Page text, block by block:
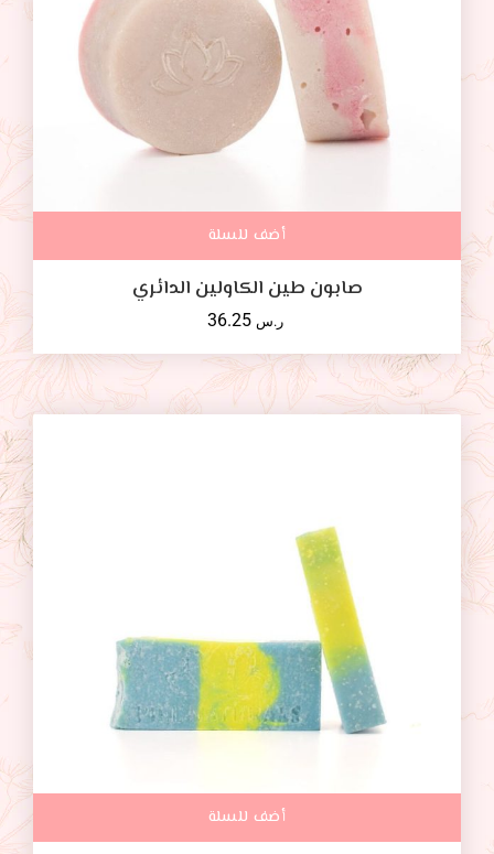
أضف للسلة
صابون طين الكاولين الدائري
ر.س
أضف للسلة